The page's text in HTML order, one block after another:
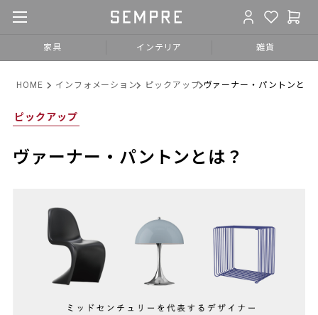
家具 インテリア 雑貨
HOME インフォメーション ピックアップ ヴァーナー・パントンとは
ピックアップ
ヴァーナー・パントンとは？